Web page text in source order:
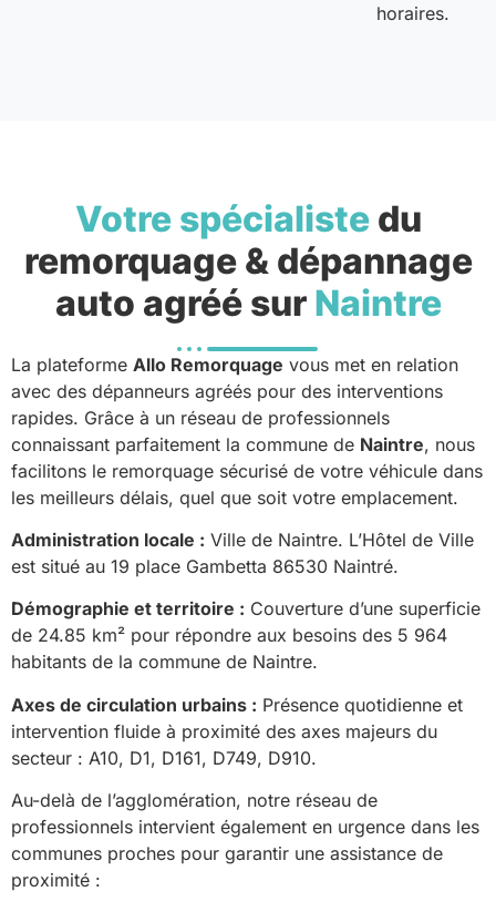
horaires.
Votre spécialistedu
remorquage & dépannage
auto agréé sur Naintre
La plateforme Allo Remorquage vous met en relation
avec des dépanneurs agréés pour des interventions
rapides. Grâce à un réseau de professionnels
connaissant parfaitement la commune de Naintre, nous
facilitons le remorquage sécurisé de votre véhicule dans
les meilleurs délais, quel que soit votre emplacement.
Administration locale : Ville de Naintre. L’Hôtel de Ville
est situé au 19 place Gambetta 86530 Naintré.
Démographie et territoire : Couverture d’une superficie
de 24.85 km² pour répondre aux besoins des 5 964
habitants de la commune de Naintre.
Axes de circulation urbains : Présence quotidienne et
intervention fluide à proximité des axes majeurs du
secteur : A10, D1, D161, D749, D910.
Au-delà de l’agglomération, notre réseau de
professionnels intervient également en urgence dans les
communes proches pour garantir une assistance de
proximité :